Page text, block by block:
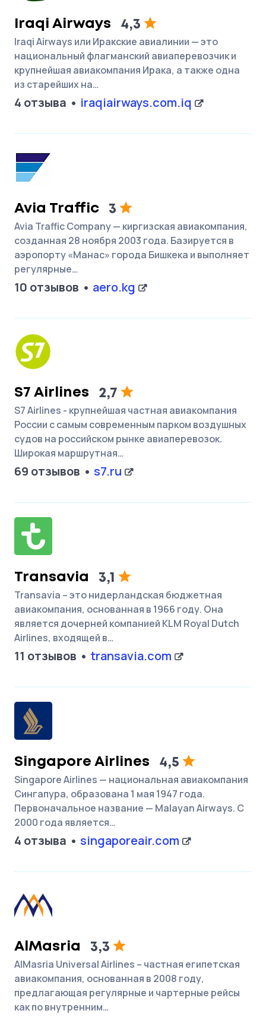
Iraqi Airways 4,3
Iraqi Airways или Иракские авиалинии — это
национальный флагманский авиаперевозчик и
крупнейшая авиакомпания Ирака, а также одна
из старейших на…
4 отзыва iraqiairways.com.iq
Avia Traffic 3
Avia Traffic Company — киргизская авиакомпания,
созданная 28 ноября 2003 года. Базируется в
аэропорту «Манас» города Бишкека и выполняет
регулярные…
10 отзывов aero.kg
S7 Airlines 2,7
S7 Airlines - крупнейшая частная авиакомпания
России с самым современным парком воздушных
судов на российском рынке авиаперевозок.
Широкая маршрутная…
69 отзывов s7.ru
Transavia 3,1
Transavia – это нидерландская бюджетная
авиакомпания, основанная в 1966 году. Она
является дочерней компанией KLM Royal Dutch
Airlines, входящей в…
11 отзывов transavia.com
Singapore Airlines 4,5
Singapore Airlines — национальная авиакомпания
Сингапура, образована 1 мая 1947 года.
Первоначальное название — Malayan Airways. С
2000 года является…
4 отзыва singaporeair.com
AlMasria 3,3
AlMasria Universal Airlines – частная египетская
авиакомпания, основанная в 2008 году,
предлагающая регулярные и чартерные рейсы
как по внутренним…